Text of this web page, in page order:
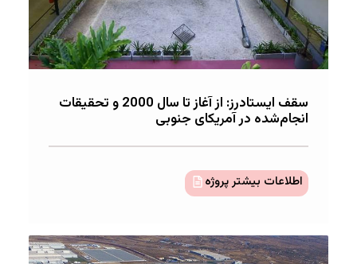
سقف ایستادرز: از آغاز تا سال 2000 و تحقیقات
انجام‌شده در آمریکای جنوبی
اطلاعات بیشتر پروژه